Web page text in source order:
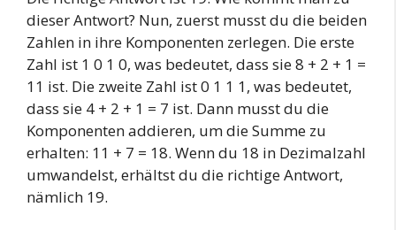
dieser Antwort? Nun, zuerst musst du die beiden
Zahlen in ihre Komponenten zerlegen. Die erste
Zahl ist 1 0 1 0, was bedeutet, dass sie 8 + 2 + 1 =
11 ist. Die zweite Zahl ist 0 1 1 1, was bedeutet,
dass sie 4 + 2 + 1 = 7 ist. Dann musst du die
Komponenten addieren, um die Summe zu
erhalten: 11 + 7 = 18. Wenn du 18 in Dezimalzahl
umwandelst, erhältst du die richtige Antwort,
nämlich 19.